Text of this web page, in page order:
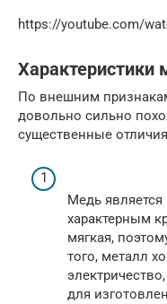
https://youtube.com/
Характеристики
По внешним
довольно сильно
существенные
Медь
характерным
мягкая,
того, металл
для